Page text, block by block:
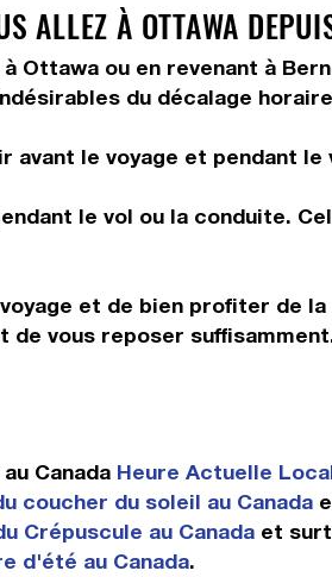
ALLEZ À OTTAWA
Ottawa ou en revenant à
du décalage
le voyage et pendant le
le vol ou la conduite.
et de bien profiter de
de vous reposer
Canada Heure Actuelle
coucher du soleil au Canada
Crépuscule au Canada et
d'été au Canada.